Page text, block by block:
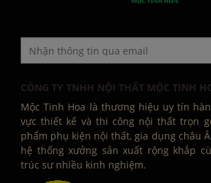
CÔNG TY TNHH NỘI THẤT MỘC TINH
Mộc Tinh Hoa là thương hiệu uy tín
vực thiết kế và thi công nội thất trọn
phẩm phụ kiện nội thất, gia dụng châu
hệ thống xưởng sản xuất rộng khắp
trúc sư nhiều kinh nghiệm.